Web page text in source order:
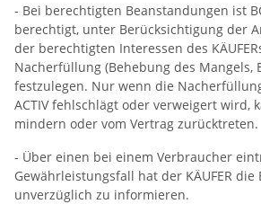
- Bei berechtigten Beanstandungen ist
berechtigt, unter Berücksichtigung der
der berechtigten Interessen des
Nacherfüllung (Behebung des Mangels,
festzulegen. Nur wenn die
ACTIV fehlschlägt oder verweigert wird,
mindern oder vom Vertrag zurücktreten.
- Über einen bei einem Verbraucher
Gewährleistungsfall hat der KÄUFER die
unverzüglich zu informieren.